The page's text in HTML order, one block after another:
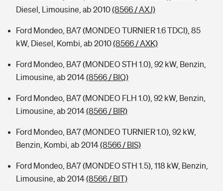
Diesel, Limousine, ab 2010(8566 / AXJ)
Ford Mondeo, BA7 (MONDEO TURNIER 1.6 TDCI), 85
kW, Diesel, Kombi, ab 2010(8566 / AXK)
Ford Mondeo, BA7 (MONDEO STH 1.0), 92 kW, Benzin,
Limousine, ab 2014(8566 / BIQ)
Ford Mondeo, BA7 (MONDEO FLH 1.0), 92 kW, Benzin,
Limousine, ab 2014(8566 / BIR)
Ford Mondeo, BA7 (MONDEO TURNIER 1.0), 92 kW,
Benzin, Kombi, ab 2014(8566 / BIS)
Ford Mondeo, BA7 (MONDEO STH 1.5), 118 kW, Benzin,
Limousine, ab 2014(8566 / BIT)